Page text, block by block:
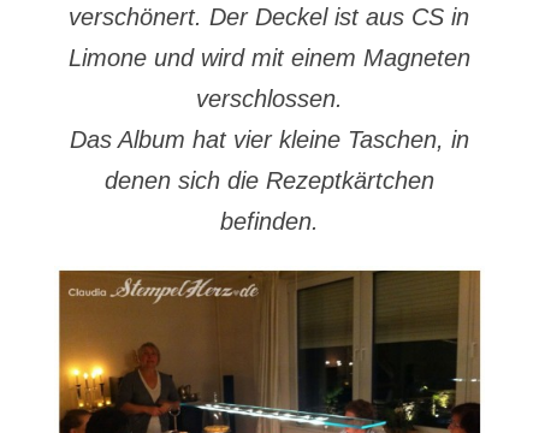
verschönert. Der Deckel ist aus CS in
Limone und wird mit einem Magneten
verschlossen.
Das Album hat vier kleine Taschen, in
denen sich die Rezeptkärtchen
befinden.